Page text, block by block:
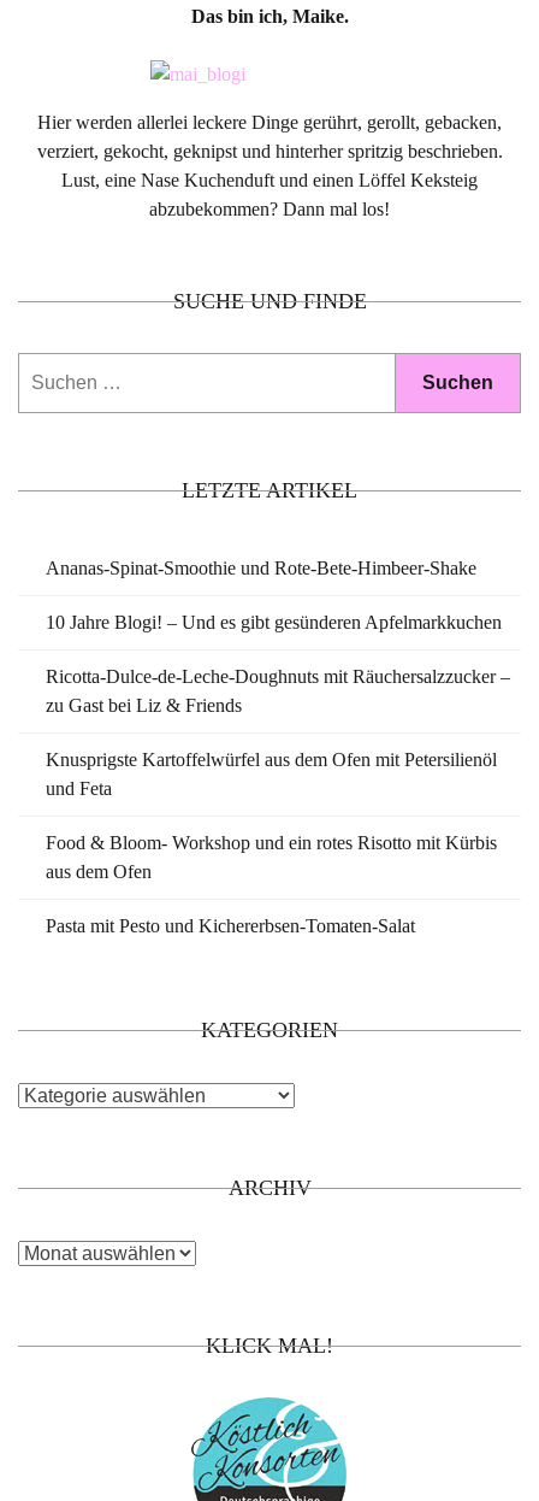
Das bin ich, Maike.
Hier werden allerlei leckere Dinge gerührt, gerollt, gebacken,
verziert, gekocht, geknipst und hinterher spritzig beschrieben.
Lust, eine Nase Kuchenduft und einen Löffel Keksteig
abzubekommen? Dann mal los!
SUCHE UND FINDE
LETZTE ARTIKEL
Ananas-Spinat-Smoothie und Rote-Bete-Himbeer-Shake
10 Jahre Blogi! – Und es gibt gesünderen Apfelmarkkuchen
Ricotta-Dulce-de-Leche-Doughnuts mit Räuchersalzzucker –
zu Gast bei Liz & Friends
Knusprigste Kartoffelwürfel aus dem Ofen mit Petersilienöl
und Feta
Food & Bloom- Workshop und ein rotes Risotto mit Kürbis
aus dem Ofen
Pasta mit Pesto und Kichererbsen-Tomaten-Salat
KATEGORIEN
Kategorien
ARCHIV
Archiv
KLICK MAL!